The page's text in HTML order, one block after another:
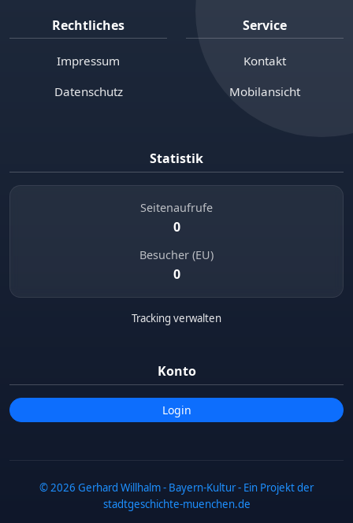
Rechtliches
Impressum
Datenschutz
Service
Kontakt
Mobilansicht
Statistik
Seitenaufrufe
0
Besucher (EU)
0
Tracking verwalten
Konto
Login
© 2026 Gerhard Willhalm - Bayern-Kultur - Ein Projekt der
stadtgeschichte-muenchen.de